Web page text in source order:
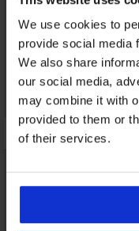
We use cookies to
provide social media
We also share
our social media,
may combine it with
provided to them or
of their services.
Bestseller